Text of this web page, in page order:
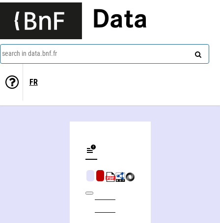
Data
search in data.bnf.fr
FR